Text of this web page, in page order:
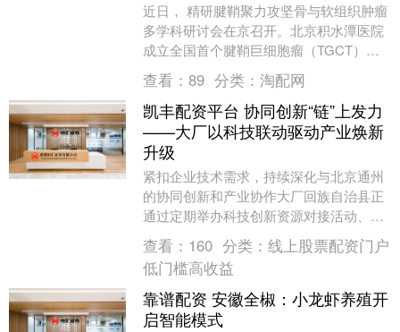
近日， 精研腱鞘聚力攻坚骨与软组织肿瘤
多学科研讨会在京召开。北京积水潭医院
成立全国首个腱鞘巨细胞瘤（TGCT）多
学科诊疗（MDT）团队，该团队由骨肿瘤
科牵头，联....
查看： 89 分类： 淘配网
凯丰配资平台 协同创新“链”上发力
——大厂以科技联动驱动产业焕新
升级
紧扣企业技术需求，持续深化与北京通州
的协同创新和产业协作大厂回族自治县正
通过定期举办科技创新资源对接活动、搭
建共享研发平台、优化营商环境等一系列
举措，加快推动科....
查看： 160 分类： 线上股票配资门户
低门槛高收益
靠谱配资 安徽全椒：小龙虾养殖开
启智能模式